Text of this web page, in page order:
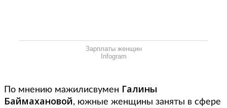
Зарплаты женщин
Infogram
По мнению мажилисвумен Галины
Баймахановой, южные женщины заняты в сфере